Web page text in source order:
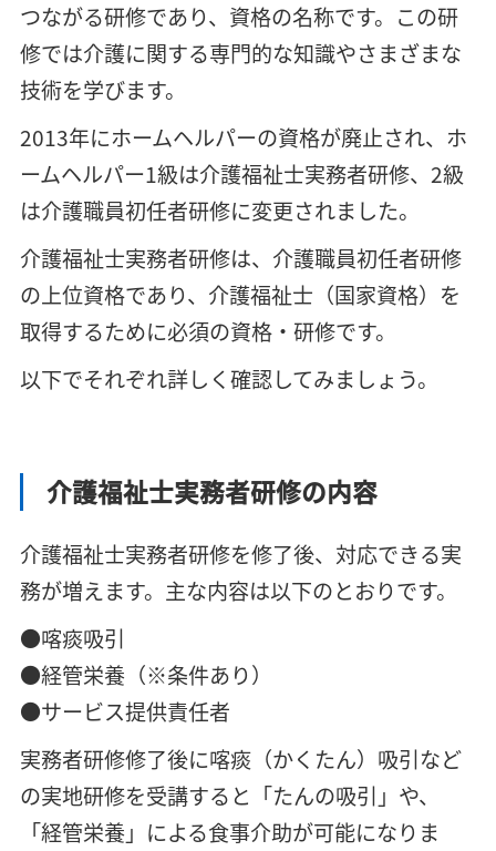
つながる研修であり、資格の名称です。この研
修では介護に関する専門的な知識やさまざまな
技術を学びます。
2013年にホームヘルパーの資格が廃止され、ホ
ームヘルパー1級は介護福祉士実務者研修、2級
は介護職員初任者研修に変更されました。
介護福祉士実務者研修は、介護職員初任者研修
の上位資格であり、介護福祉士（国家資格）を
取得するために必須の資格・研修です。
以下でそれぞれ詳しく確認してみましょう。
介護福祉士実務者研修の内容
介護福祉士実務者研修を修了後、対応できる実
務が増えます。主な内容は以下のとおりです。
●喀痰吸引
●経管栄養（※条件あり）
●サービス提供責任者
実務者研修修了後に喀痰（かくたん）吸引など
の実地研修を受講すると「たんの吸引」や、
「経管栄養」による食事介助が可能になりま